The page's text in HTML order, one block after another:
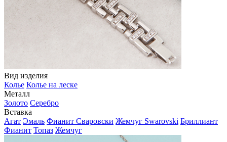
Вид изделия
Колье Колье на леске
Металл
Золото Серебро
Вставка
Агат Эмаль Фианит Сваровски Жемчуг Swarovski Бриллиант
Фианит Топаз Жемчуг